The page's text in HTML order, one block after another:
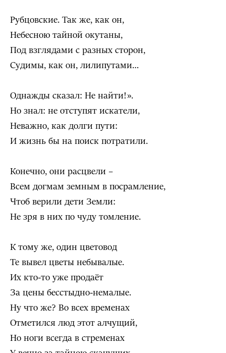
Рубцовские. Так же, как он,
Небесною тайной окутаны,
Под взглядами с разных сторон,
Судимы, как он, лилипутами…
Однажды сказал: Не найти!».
Но знал: не отступят искатели,
Неважно, как долги пути:
И жизнь бы на поиск потратили.
Конечно, они расцвели –
Всем догмам земным в посрамление,
Чтоб верили дети Земли:
Не зря в них по чуду томление.
К тому же, один цветовод
Те вывел цветы небывалые.
Их кто-то уже продаёт
За цены бесстыдно-немалые.
Ну что же? Во всех временах
Отметился люд этот алчущий,
Но ноги всегда в стременах